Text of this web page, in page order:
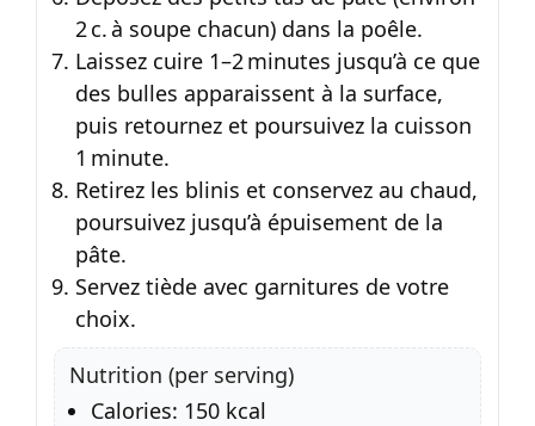
2 c. à soupe chacun) dans la poêle.
Laissez cuire 1–2 minutes jusqu’à ce que
des bulles apparaissent à la surface,
puis retournez et poursuivez la cuisson
1 minute.
Retirez les blinis et conservez au chaud,
poursuivez jusqu’à épuisement de la
pâte.
Servez tiède avec garnitures de votre
choix.
Nutrition (per serving)
Calories: 150 kcal